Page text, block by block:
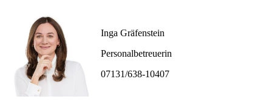
Inga Gräfenstein
Personalbetreuerin
07131/638-10407